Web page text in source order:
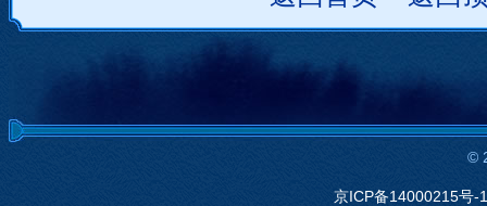
©
京ICP备14000215号-1